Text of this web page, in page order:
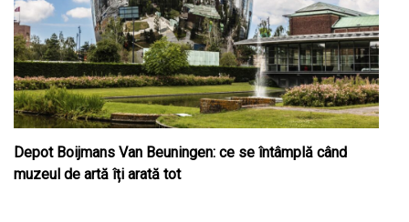
Depot Boijmans Van Beuningen: ce se întâmplă când
muzeul de artă îți arată tot